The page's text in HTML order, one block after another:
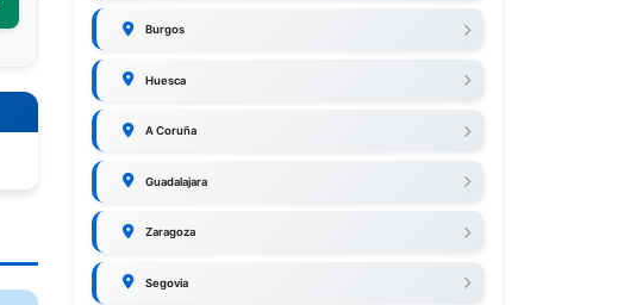
Burgos
Huesca
A Coruña
Guadalajara
Zaragoza
Segovia